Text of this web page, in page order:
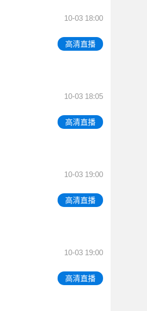
10-03 18:00
高清直播
10-03 18:05
高清直播
10-03 19:00
高清直播
10-03 19:00
高清直播